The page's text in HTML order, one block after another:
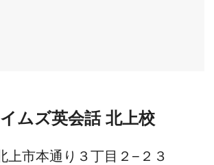
ムズ英会話 北上校
上市本通り３丁目２−２３